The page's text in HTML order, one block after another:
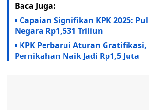
Baca Juga:
Capaian Signifikan KPK 2025:
Negara Rp1,531 Triliun
KPK Perbarui Aturan Gratifikasi,
Pernikahan Naik Jadi Rp1,5 Juta